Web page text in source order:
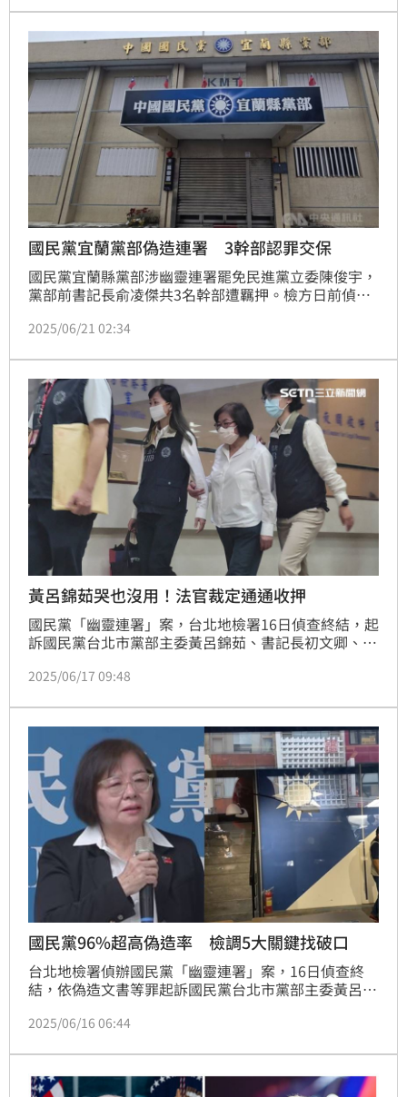
檢察官均秉持客觀中立態度，遵守刑事訴訟程序。
國民黨宜蘭黨部偽造連署 3幹部認罪交保
國民黨宜蘭縣黨部涉幽靈連署罷免民進黨立委陳俊宇，
黨部前書記長俞凌傑共3名幹部遭羈押。檢方日前偵結
元交保。
2025/06/21 02:34
黃呂錦茹哭也沒用！法官裁定通通收押
國民黨「幽靈連署」案，台北地檢署16日偵查終結，起
訴國民黨台北市黨部主委黃呂錦茹、書記長初文卿、總
黨部執行長陳奎勳等5人。其中黃呂錦茹、初文卿、姚
訊時黃呂錦茹爆哭，強調自己遭到追殺，姚富文則痛批
當初就是因為綠營違法偷跑，中選會放縱。不過法官仍
裁定3人皆收押禁見3月。
2025/06/17 09:48
國民黨96%超高偽造率 檢調5大關鍵找破口
台北地檢署偵辦國民黨「幽靈連署」案，16日偵查終
結，依偽造文書等罪起訴國民黨台北市黨部主委黃呂錦
民進黨立委吳沛憶的連署書，偽造率就高達96.2％，立
破解，除了結合科學辦案及不眠不休比對，不少證人、
志工坦承犯案，讓犯罪事證更加鞏固。
2025/06/16 06:44